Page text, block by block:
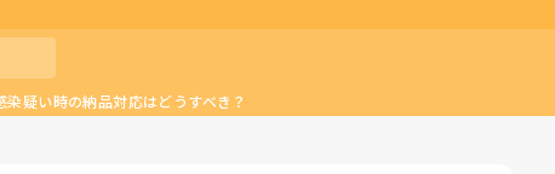
疑い時の納品対応はどうすべき？